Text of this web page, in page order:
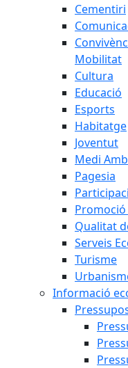
Cementiri
Mobilitat
Cultura
Educació
Esports
Habitatge
Joventut
Medi
Pagesia
Qualitat
Serveis
Turisme
Informació